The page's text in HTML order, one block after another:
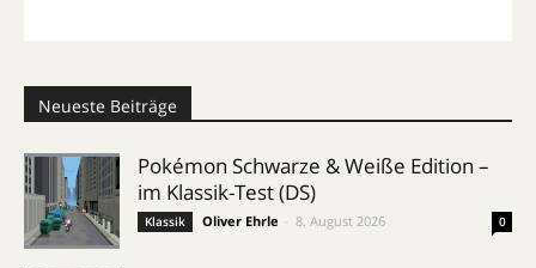
Neueste Beiträge
Pokémon Schwarze & Weiße Edition –
im Klassik-Test (DS)
Klassik Oliver Ehrle 8. August 2026 0